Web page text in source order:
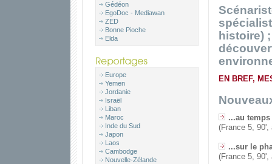
Gédéon
EgoDoc - Mediawan
ZED
Bonne Pioche
Elda
Europe
Yemen
Jordanie
Israël
Liban
Maroc
Inde du Sud
Japon
Laos
Cambodge
Nouvelle-Zélande
histoire)
EN BREF,
...au
(France 5, 90',
...sur le
(France 5, 90',